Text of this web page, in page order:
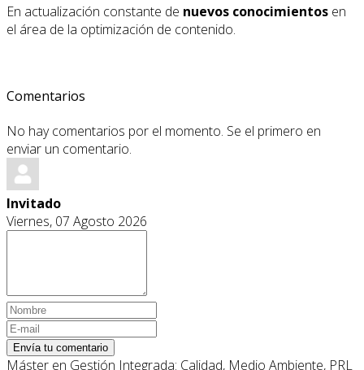
En actualización constante de nuevos conocimientos en
el área de la optimización de contenido.
Comentarios
No hay comentarios por el momento. Se el primero en
enviar un comentario.
Invitado
Viernes, 07 Agosto 2026
Envía tu comentario
Máster en Gestión Integrada: Calidad, Medio Ambiente, PRL